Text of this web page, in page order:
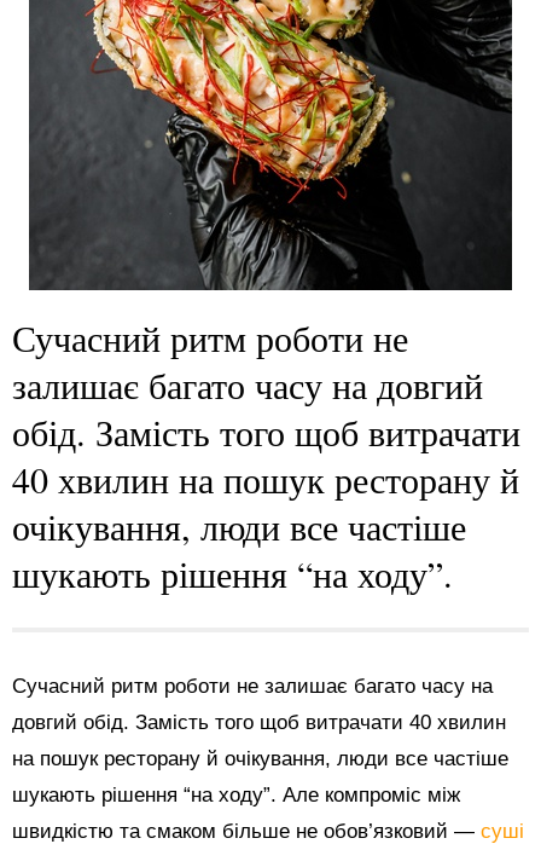
Сучасний ритм роботи не
залишає багато часу на довгий
обід. Замість того щоб витрачати
40 хвилин на пошук ресторану й
очікування, люди все частіше
шукають рішення “на ходу”.
Сучасний ритм роботи не залишає багато часу на
довгий обід. Замість того щоб витрачати 40 хвилин
на пошук ресторану й очікування, люди все частіше
шукають рішення “на ходу”. Але компроміс між
швидкістю та смаком більше не обов’язковий — суші